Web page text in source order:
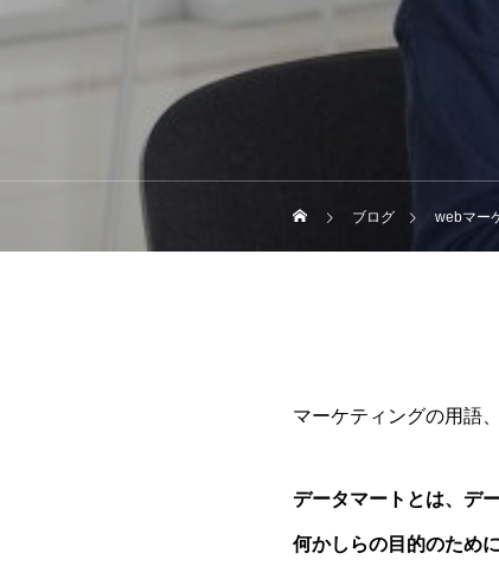
ブログ webマー
マーケティングの用語
データマートとは、デ
何かしらの目的のため